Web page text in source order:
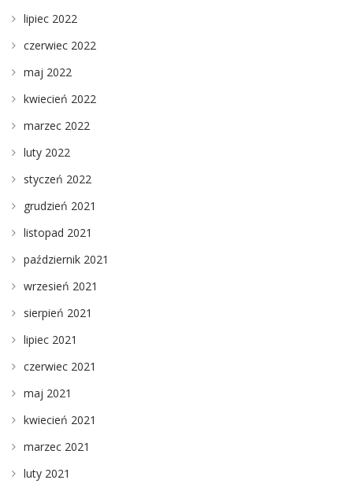
lipiec 2022
czerwiec 2022
maj 2022
kwiecień 2022
marzec 2022
luty 2022
styczeń 2022
grudzień 2021
listopad 2021
październik 2021
wrzesień 2021
sierpień 2021
lipiec 2021
czerwiec 2021
maj 2021
kwiecień 2021
marzec 2021
luty 2021